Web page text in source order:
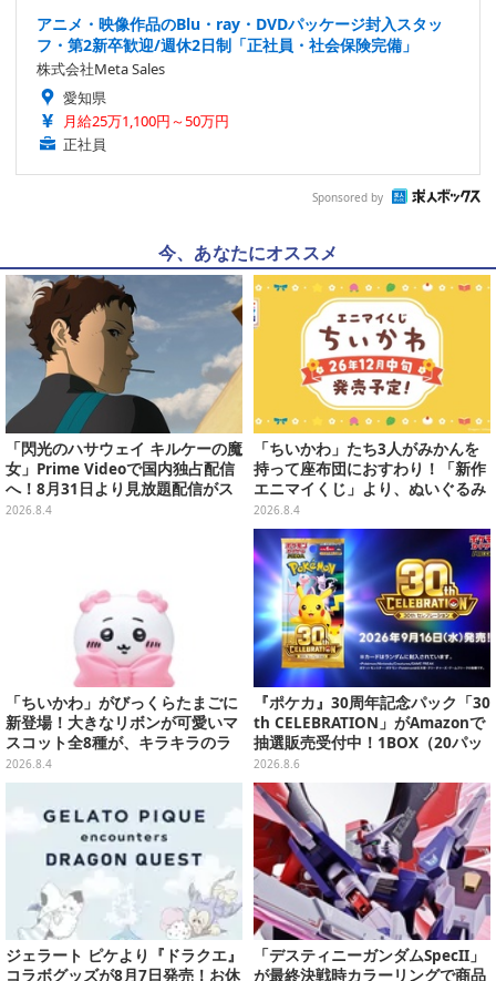
アニメ・映像作品のBlu・ray・DVDパッケージ封入スタッ
フ・第2新卒歓迎/週休2日制「正社員・社会保険完備」
株式会社Meta Sales
愛知県
月給25万1,100円～50万円
正社員
Sponsored by
今、あなたにオススメ
「閃光のハサウェイ キルケーの魔
女」Prime Videoで国内独占配信
へ！8月31日より見放題配信がス
タート
2026.8.4
「ちいかわ」たち3人がみかんを
持って座布団におすわり！「新作
エニマイくじ」より、ぬいぐるみ
画像が初公開
2026.8.4
「ちいかわ」がびっくらたまごに
新登場！大きなリボンが可愛いマ
スコット全8種が、キラキラのラ
メ入り入浴剤から飛び出す
2026.8.4
『ポケカ』30周年記念パック「30
th CELEBRATION」がAmazonで
抽選販売受付中！1BOX（20パッ
ク入り）
2026.8.6
ジェラート ピケより『ドラクエ』
コラボグッズが8月7日発売！お休
「デスティニーガンダムSpecII」
が最終決戦時カラーリングで商品